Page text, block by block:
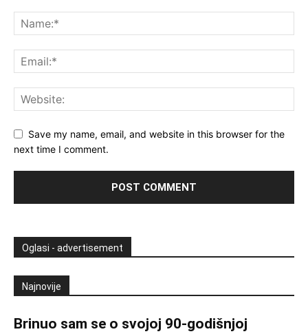
Save my name, email, and website in this browser for the
next time I comment.
Oglasi - advertisement
Najnovije
Brinuo sam se o svojoj 90-godišnjoj